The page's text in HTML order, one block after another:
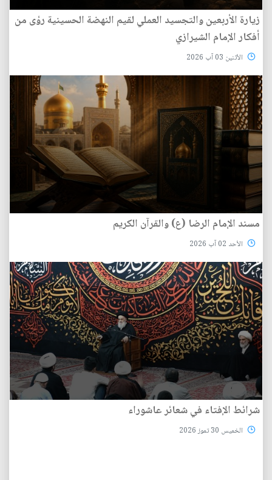
زيارة الأربعين والتجسيد العملي لقيم النهضة الحسينية رؤى من
أفكار الإمام الشيرازي
الأثنين 03 آب 2026
مسند الإمام الرضا (ع) والقرآن الكريم
الأحد 02 آب 2026
شرائط الإفتاء في شعائر عاشوراء
الخميس 30 تموز 2026